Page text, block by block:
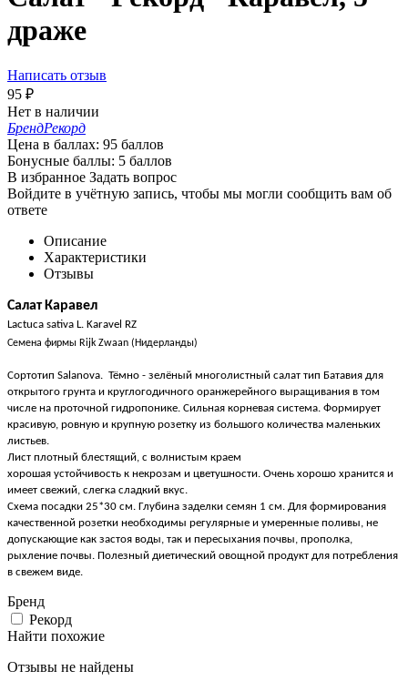
драже
Написать отзыв
95 ₽
Нет в наличии
БрендРекорд
Цена в баллах: 95 баллов
Бонусные баллы: 5 баллов
В избранное Задать вопрос
Войдите в учётную запись, чтобы мы могли сообщить вам об
ответе
Описание
Характеристики
Отзывы
Салат Каравел
Lactuca sativa L. Karavel RZ
Семена фирмы Rijk Zwaan ( Нидерланды)
Сортотип Salanova. Тёмно - зелёный многолистный салат тип Батавия для
открытого грунта и круглогодичного оранжерейного выращивания в том
числе на проточной гидропонике. Сильная корневая система. Формирует
красивую, ровную и крупную розетку из большого количества маленьких
листьев.
Лист плотный блестящий, с волнистым краем
хорошая устойчивость к некрозам и цветушности. Очень хорошо хранится и
имеет свежий, слегка сладкий вкус.
Схема посадки 25*30 см. Глубина заделки семян 1 см. Для формирования
качественной розетки необходимы регулярные и умеренные поливы, не
допускающие как застоя воды, так и пересыхания почвы, прополка,
рыхление почвы. Полезный диетический овощной продукт для потребления
в свежем виде.
Бренд
Рекорд
Найти похожие
Отзывы не найдены